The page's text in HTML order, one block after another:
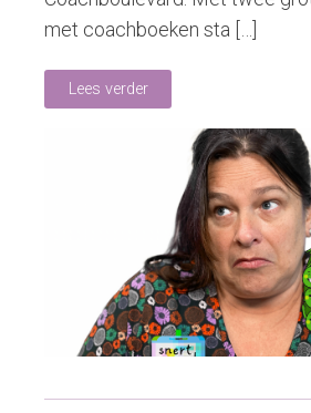
met coachboeken sta […]
Lees verder